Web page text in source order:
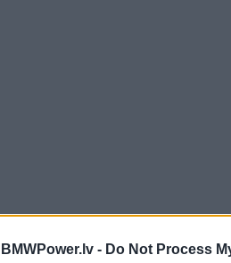
BMWPower.lv - Do Not Process